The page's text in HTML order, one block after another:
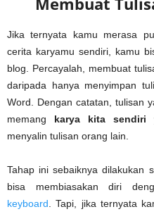
Jika ternyata kamu merasa
cerita karyamu sendiri, kamu
blog. Percayalah, membuat
daripada hanya menyimpan
Word. Dengan catatan, tulisan
memang karya kita sendiri
menyalin tulisan orang lain.
Tahap ini sebaiknya dilakukan
bisa membiasakan diri
keyboard. Tapi, jika ternyata